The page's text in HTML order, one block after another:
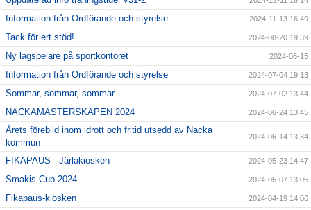
Information från Ordförande och styrelse 2024-11-13 16:49
Tack för ert stöd! 2024-08-20 19:39
Ny lagspelare på sportkontoret 2024-08-15
Information från Ordförande och styrelse 2024-07-04 19:13
Sommar, sommar, sommar 2024-07-02 13:44
NACKAMÄSTERSKAPEN 2024 2024-06-24 13:45
Årets förebild inom idrott och fritid utsedd av Nacka
kommun
2024-06-14 13:34
FIKAPAUS - Järlakiosken 2024-05-23 14:47
Smakis Cup 2024 2024-05-07 13:05
Fikapaus-kiosken 2024-04-19 14:06